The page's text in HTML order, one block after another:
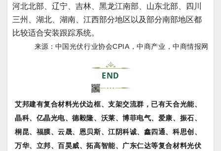
河北北部、辽宁、吉林、黑龙江南部、山东北部、四川
三州、湖北、湖南、江西部分地区以及部分南部地区都
比较适合安装跟踪系统。
来源： 中国光伏行业协会CPIA，中商产业，中商情报网
END
艾邦建有复合材料光伏边框、支架交流群，已有天合光能、
晶科、亿晶光电、德毅隆、沃莱、博菲电气、爱康、振石、
桐昆、福膜、云晟、恩贝斯、江阴科诚、鑫四通、科思创、
万华、立邦、百昊威、拓高智能、广东仁达等复合材料光伏